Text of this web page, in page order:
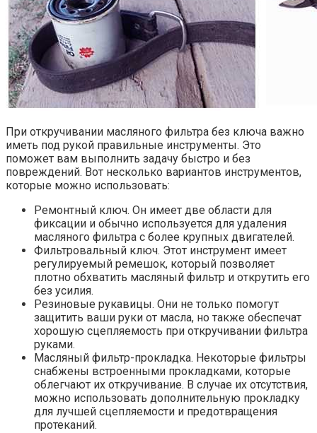
При откручивании масляного фильтра без ключа важно
иметь под рукой правильные инструменты. Это
поможет вам выполнить задачу быстро и без
повреждений. Вот несколько вариантов инструментов,
которые можно использовать:
Ремонтный ключ. Он имеет две области для
фиксации и обычно используется для удаления
масляного фильтра с более крупных двигателей.
Фильтровальный ключ. Этот инструмент имеет
регулируемый ремешок, который позволяет
плотно обхватить масляный фильтр и открутить его
без усилия.
Резиновые рукавицы. Они не только помогут
защитить ваши руки от масла, но также обеспечат
хорошую сцепляемость при откручивании фильтра
руками.
Масляный фильтр-прокладка. Некоторые фильтры
снабжены встроенными прокладками, которые
облегчают их откручивание. В случае их отсутствия,
можно использовать дополнительную прокладку
для лучшей сцепляемости и предотвращения
протеканий.